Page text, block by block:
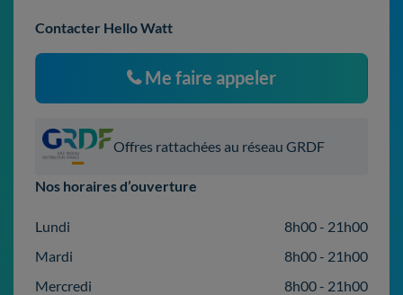
Contacter Hello Watt
Me faire appeler
Offres rattachées au réseau GRDF
Nos horaires d’ouverture
Lundi
8h00 - 21h00
Mardi
8h00 - 21h00
Mercredi
8h00 - 21h00